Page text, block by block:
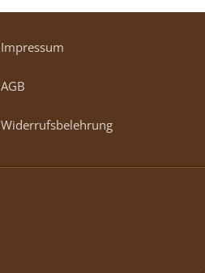
Impressum
AGB
Widerrufsbelehrung